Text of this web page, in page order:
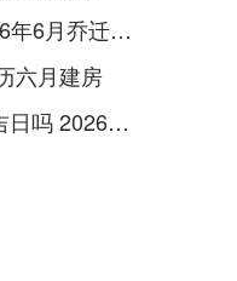
2026年4月乔迁最佳吉日 2026年6月乔迁日子
六月建房
2026年农历二月三日是黄道吉日吗 2026年2月3日农历是多少